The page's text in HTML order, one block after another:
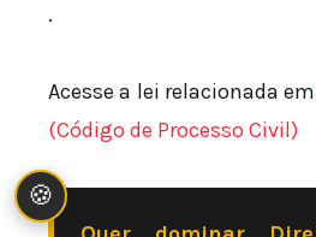
.
Acesse a lei relacionada em
(Código de Processo Civil)
🍪